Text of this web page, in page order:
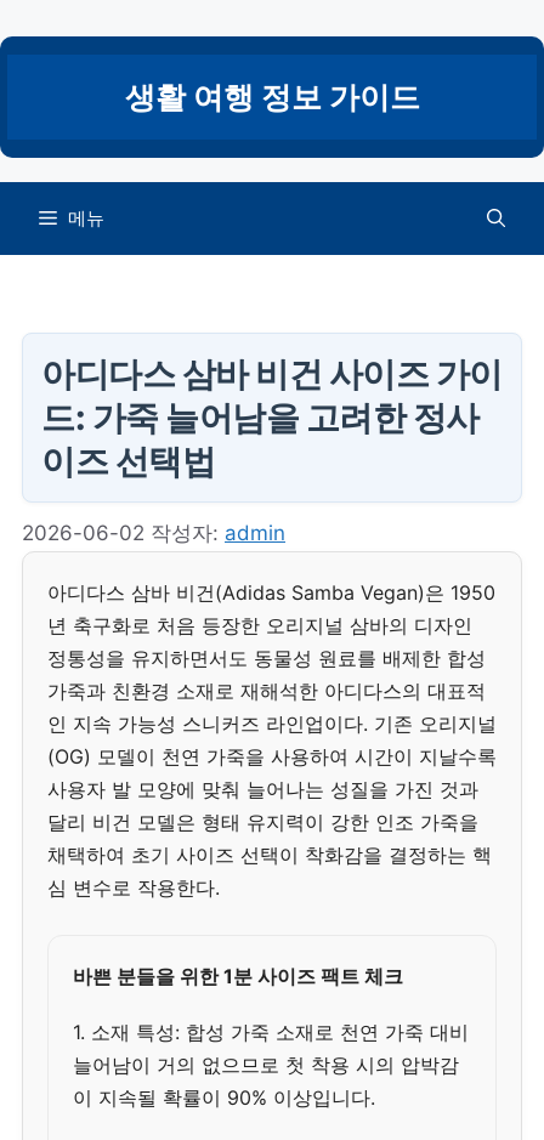
텐
건
너
생활 여행 정보 가이드
메뉴
아디다스 삼바 비건 사이즈 가이
드: 가죽 늘어남을 고려한 정사
이즈 선택법
2026-06-02 작성자: admin
아디다스 삼바 비건(Adidas Samba Vegan)은 1950
년 축구화로 처음 등장한 오리지널 삼바의 디자인
정통성을 유지하면서도 동물성 원료를 배제한 합성
가죽과 친환경 소재로 재해석한 아디다스의 대표적
인 지속 가능성 스니커즈 라인업이다. 기존 오리지널
(OG) 모델이 천연 가죽을 사용하여 시간이 지날수록
사용자 발 모양에 맞춰 늘어나는 성질을 가진 것과
달리 비건 모델은 형태 유지력이 강한 인조 가죽을
채택하여 초기 사이즈 선택이 착화감을 결정하는 핵
심 변수로 작용한다.
바쁜 분들을 위한 1분 사이즈 팩트 체크
1. 소재 특성: 합성 가죽 소재로 천연 가죽 대비
늘어남이 거의 없으므로 첫 착용 시의 압박감
이 지속될 확률이 90% 이상입니다.